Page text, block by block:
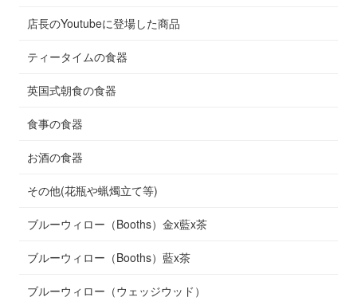
店長のYoutubeに登場した商品
ティータイムの食器
英国式朝食の食器
食事の食器
お酒の食器
その他(花瓶や蝋燭立て等)
ブルーウィロー（Booths）金x藍x茶
ブルーウィロー（Booths）藍x茶
ブルーウィロー（ウェッジウッド）